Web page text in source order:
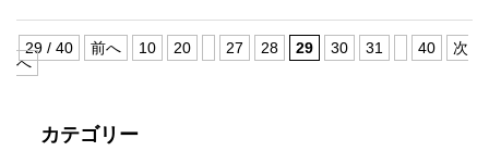
29 / 40 前へ 10 20 27 28 29 30 31 40
次
へ
カテゴリー